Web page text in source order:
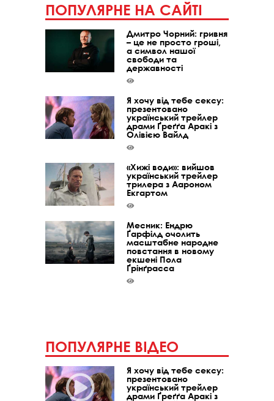
ПОПУЛЯРНЕ НА САЙТІ
Дмитро Чорний: гривня
– це не просто гроші,
а символ нашої
свободи та
державності
Я хочу від тебе сексу:
презентовано
український трейлер
драми Ґреґґа Аракі з
Олівією Вайлд
«Хижі води»: вийшов
український трейлер
трилера з Аароном
Екгартом
Месник: Ендрю
Ґарфілд очолить
масштабне народне
повстання в новому
екшені Пола
Ґрінґрасса
ПОПУЛЯРНЕ ВІДЕО
Я хочу від тебе сексу:
презентовано
український трейлер
драми Ґреґґа Аракі з